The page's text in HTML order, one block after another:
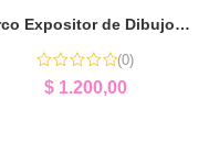
Marco Expositor de Dibujos (Tamaño A4) | Expositor Infantil Personalizado
(0)
$1.200,00